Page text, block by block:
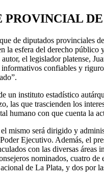
de diputados provinciales
la esfera del derecho
el legislador platense,
confiables y
un instituto estadístico
las que trascienden los
humano con que cuenta la
mismo será dirigido y
Ejecutivo. Además, el
con las diversas
nominados, cuatro
de La Plata, y dos por